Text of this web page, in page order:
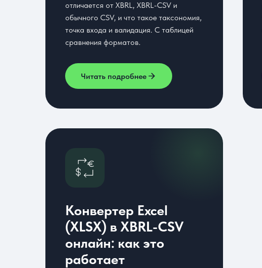
отличается от XBRL, XBRL-CSV и
обычного CSV, и что такое таксономия,
точка входа и валидация. С таблицей
сравнения форматов.
Читать подробнее
Конвертер Excel
(XLSX) в XBRL-CSV
онлайн: как это
работает